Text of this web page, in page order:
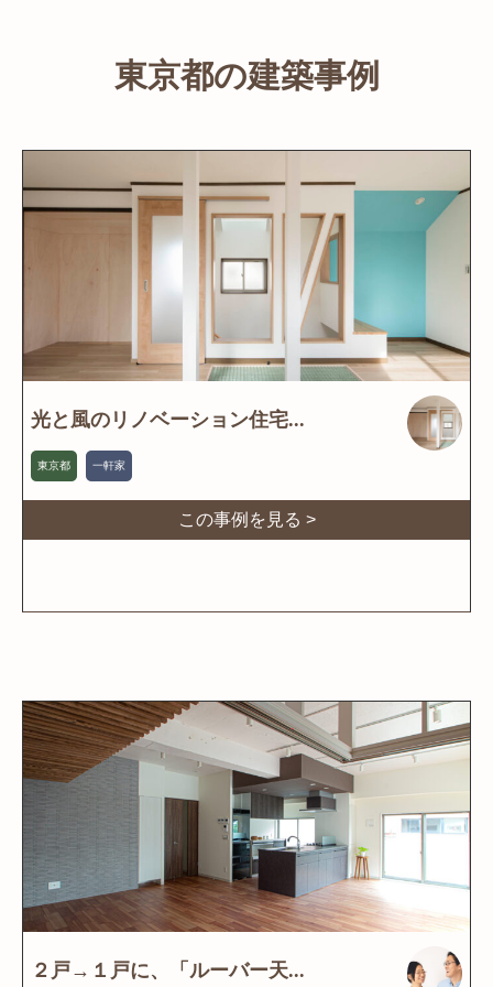
東京都の建築事例
光と風のリノベーション住宅...
東京都 一軒家
この事例を見る >
２戸→１戸に、「ルーバー天...